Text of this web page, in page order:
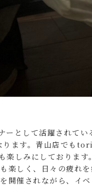
ーとして活躍されて
ます。青山店でも
楽しみにしておりま
しく、日々の疲れを
催されながら、イ